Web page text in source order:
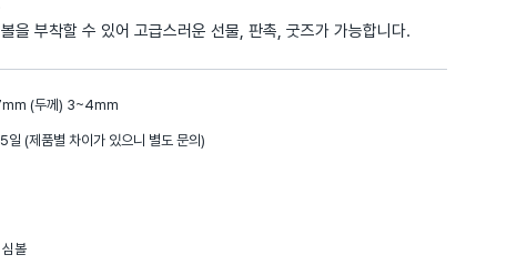
1
텀블러
new
4
키링류
5 패브릭류 new
6 에코백류
new
을 부착할 수 있어 고급스러운 선물, 판촉, 굿즈가 가능합니다.
(두께) 3~4mm
일 (제품별 차이가 있으니 별도 문의)
볼